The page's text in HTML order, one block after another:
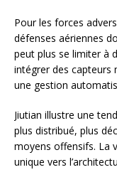
Pour les forces
défenses aériennes
peut plus se limiter à
intégrer des capteurs
une gestion
Jiutian illustre une
plus distribué, plus
moyens offensifs. La
unique vers